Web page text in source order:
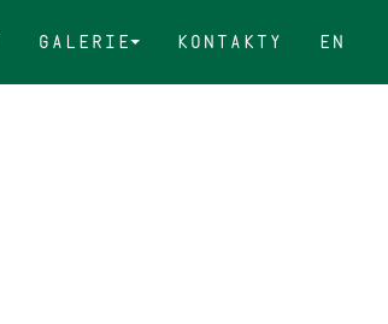
Galerie Kontakty EN